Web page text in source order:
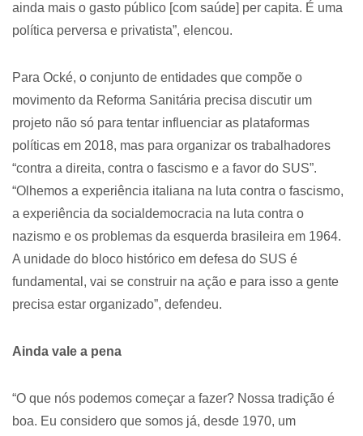
ainda mais o gasto público [com saúde] per capita. É uma
política perversa e privatista”, elencou.
Para Ocké, o conjunto de entidades que compõe o
movimento da Reforma Sanitária precisa discutir um
projeto não só para tentar influenciar as plataformas
políticas em 2018, mas para organizar os trabalhadores
“contra a direita, contra o fascismo e a favor do SUS”.
“Olhemos a experiência italiana na luta contra o fascismo,
a experiência da socialdemocracia na luta contra o
nazismo e os problemas da esquerda brasileira em 1964.
A unidade do bloco histórico em defesa do SUS é
fundamental, vai se construir na ação e para isso a gente
precisa estar organizado”, defendeu.
Ainda vale a pena
“O que nós podemos começar a fazer? Nossa tradição é
boa. Eu considero que somos já, desde 1970, um